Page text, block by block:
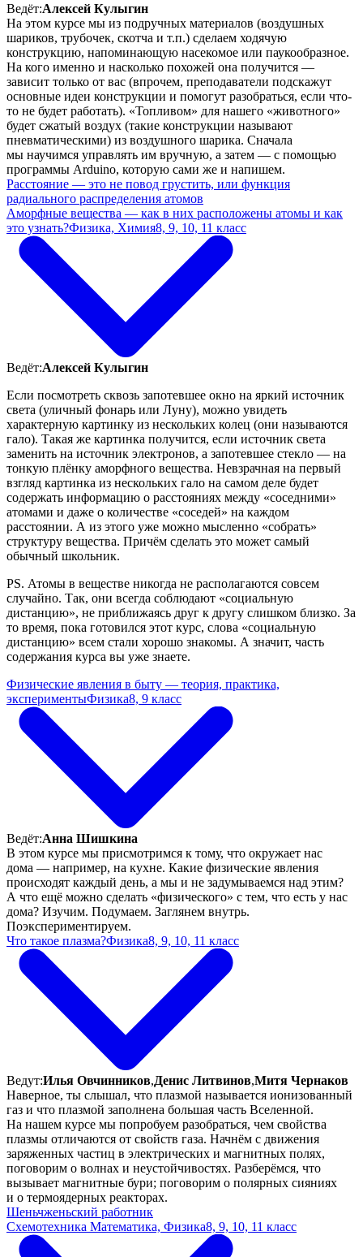
Ведёт:Алексей Кулыгин
На этом курсе мы из подручных материалов (воздушных
шариков, трубочек, скотча и т.п.) сделаем ходячую
конструкцию, напоминающую насекомое или паукообразное.
На кого именно и насколько похожей она получится —
зависит только от вас (впрочем, преподаватели подскажут
основные идеи конструкции и помогут разобраться, если что-
то не будет работать). «Топливом» для нашего «животного»
будет сжатый воздух (такие конструкции называют
пневматическими) из воздушного шарика. Сначала
мы научимся управлять им вручную, а затем — с помощью
программы Arduino, которую сами же и напишем.
Расстояние — это не повод грустить, или функция
радиального распределения атомов
Аморфные вещества — как в них расположены атомы и как
это узнать?Физика, Химия8, 9, 10, 11 класс
Ведёт:Алексей Кулыгин
Если посмотреть сквозь запотевшее окно на яркий источник
света (уличный фонарь или Луну), можно увидеть
характерную картинку из нескольких колец (они называются
гало). Такая же картинка получится, если источник света
заменить на источник электронов, а запотевшее стекло — на
тонкую плёнку аморфного вещества. Невзрачная на первый
взгляд картинка из нескольких гало на самом деле будет
содержать информацию о расстояниях между «соседними»
атомами и даже о количестве «соседей» на каждом
расстоянии. А из этого уже можно мысленно «собрать»
структуру вещества. Причём сделать это может самый
обычный школьник.
PS. Атомы в веществе никогда не располагаются совсем
случайно. Так, они всегда соблюдают «социальную
дистанцию», не приближаясь друг к другу слишком близко. За
то время, пока готовился этот курс, слова «социальную
дистанцию» всем стали хорошо знакомы. А значит, часть
содержания курса вы уже знаете.
Физические явления в быту — теория, практика,
экспериментыФизика8, 9 класс
Ведёт:Анна Шишкина
В этом курсе мы присмотримся к тому, что окружает нас
дома — например, на кухне. Какие физические явления
происходят каждый день, а мы и не задумываемся над этим?
А что ещё можно сделать «физического» с тем, что есть у нас
дома? Изучим. Подумаем. Заглянем внутрь.
Поэкспериментируем.
Что такое плазма?Физика8, 9, 10, 11 класс
Ведут:Илья Овчинников,Денис Литвинов,Митя Чернаков
Наверное, ты слышал, что плазмой называется ионизованный
газ и что плазмой заполнена большая часть Вселенной.
На нашем курсе мы попробуем разобраться, чем свойства
плазмы отличаются от свойств газа. Начнём с движения
заряженных частиц в электрических и магнитных полях,
поговорим о волнах и неустойчивостях. Разберёмся, что
вызывает магнитные бури; поговорим о полярных сияниях
и о термоядерных реакторах.
Шеньчженьский работник
Схемотехника Математика, Физика8, 9, 10, 11 класс